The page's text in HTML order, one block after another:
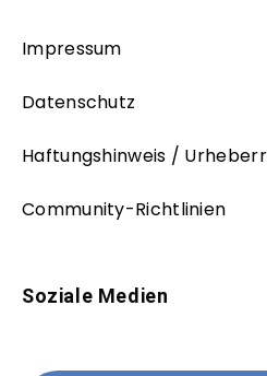
Impressum
Datenschutz
Haftungshinweis /
Community-Richtlinien
Soziale Medien